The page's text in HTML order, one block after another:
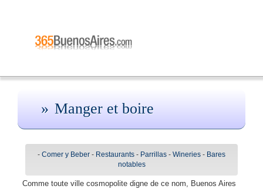
Manger et boire
- Comer y Beber - Restaurants - Parrillas - Wineries - Bares
notables
Comme toute ville cosmopolite digne de ce nom, Buenos Aires